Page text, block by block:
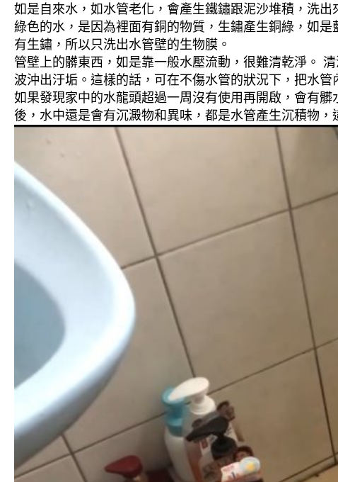
如是自來水，如水管老化，會產生鐵鏽跟泥沙堆積，洗
綠色的水，是因為裡面有銅的物質，生鏽產生銅綠，如
有生鏽，所以只洗出水管壁的生物膜。
管壁上的髒東西，如是靠一般水壓流動，很難清乾淨。
波沖出汙垢。這樣的話，可在不傷水管的狀況下，把水管
如果發現家中的水龍頭超過一周沒有使用再開啟，會有
後，水中還是會有沉澱物和異味，都是水管產生沉積物，